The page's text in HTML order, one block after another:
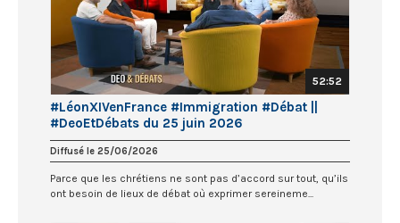
52:52
#LéonXIVenFrance #Immigration #Débat ||
#DeoEtDébats du 25 juin 2026
Diffusé le 25/06/2026
Parce que les chrétiens ne sont pas d’accord sur tout, qu’ils
ont besoin de lieux de débat où exprimer sereineme...